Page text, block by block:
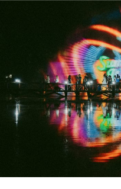
Nu sunt chestiuni care
panica , ci doar bucurie
aveti nevoie intr-un mod
astfel de cazuri calitatea
la indoiala noastra.
sau de cerintele voastre
realizata din ingrediente
respecta reteta